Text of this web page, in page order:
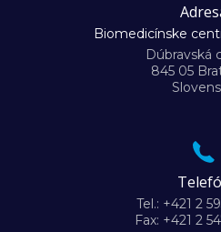
Biomedicínske
Dúbravská
845 05
Tel.: +421 2
Fax: +421 2